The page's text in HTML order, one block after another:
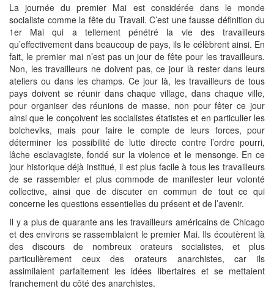
La journée du premier Mai est considérée dans le monde
socialiste comme la fête du Travail. C’est une fausse définition du
1er Mai qui a tellement pénétré la vie des travailleurs
qu’effectivement dans beaucoup de pays, ils le célèbrent ainsi. En
fait, le premier mai n’est pas un jour de fête pour les travailleurs.
Non, les travailleurs ne doivent pas, ce jour là rester dans leurs
ateliers ou dans les champs. Ce jour là, les travailleurs de tous
pays doivent se réunir dans chaque village, dans chaque ville,
pour organiser des réunions de masse, non pour fêter ce jour
ainsi que le conçoivent les socialistes étatistes et en particulier les
bolcheviks, mais pour faire le compte de leurs forces, pour
déterminer les possibilité de lutte directe contre l’ordre pourri,
lâche esclavagiste, fondé sur la violence et le mensonge. En ce
jour historique déjà institué, il est plus facile à tous les travailleurs
de se rassembler et plus commode de manifester leur volonté
collective, ainsi que de discuter en commun de tout ce qui
concerne les questions essentielles du présent et de l’avenir.
Il y a plus de quarante ans les travailleurs américains de Chicago
et des environs se rassemblaient le premier Mai. Ils écoutèrent là
des discours de nombreux orateurs socialistes, et plus
particulièrement ceux des orateurs anarchistes, car ils
assimilaient parfaitement les idées libertaires et se mettaient
franchement du côté des anarchistes.